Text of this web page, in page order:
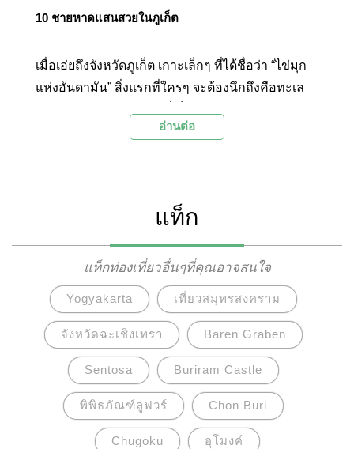
10 ชายหาดแสนสวยในภูเก็ต
เมื่อเอ่ยถึงจังหวัดภูเก็ต เกาะเล็กๆ ที่ได้ชื่อว่า “ไข่มุก
แห่งอันดามัน” สิ่งแรกที่ใครๆ จะต้องนึกถึงคือทะเล
กลางวัน พระอาทิตย์ตกสวยๆ ชวนผ่อนคลายในช่วง
แสนสวยของภูเก็ตทั้ง 10 แห่งมาฝากกัน
อ่านต่อ
แท็ก
แท็กท่องเที่ยวอื่นๆที่คุณอาจสนใจ
Yogyakarta เที่ยวสมุทรสงคราม
จังหวัดฉะเชิงเทรา Baren Graben
Sentosa Buriram Castle
พิพิธภัณฑ์ลูฟวร์ Chon Buri
Chugoku อุโมงค์